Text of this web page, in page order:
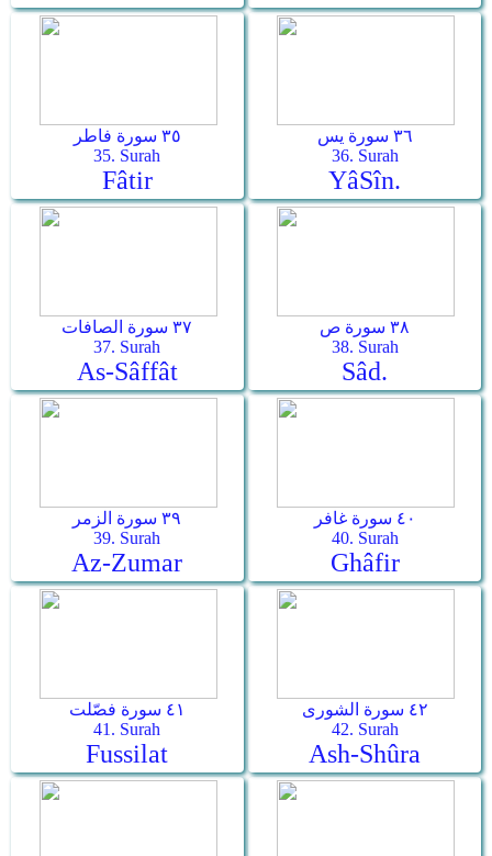
٣٥ سورة فاطر
35. Surah
Fâtir
٣٦ سورة يس
36. Surah
Yâ­Sîn.
٣٧ سورة الصافات
37. Surah
As-Sâffât
٣٨ سورة ص
38. Surah
Sâd.
٣٩ سورة الزمر
39. Surah
Az-Zumar
٤٠ سورة غافر
40. Surah
Ghâfir
٤١ سورة فصّلت
41. Surah
Fussilat
٤٢ سورة الشورى
42. Surah
Ash-Shûra